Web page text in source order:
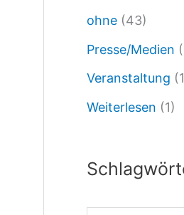
ohne (43)
Presse/Medien
Veranstaltung
Weiterlesen (1)